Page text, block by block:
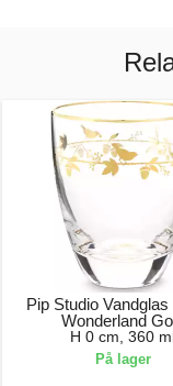
Pip Studio
Wonderland
H 0 cm, 360
På lager